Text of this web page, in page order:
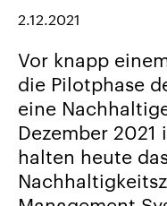
uns
Referenz-
Index
News
&
Storys
2.12.2021
Vor knapp
die Pilotphase
eine
Dezember
halten heute